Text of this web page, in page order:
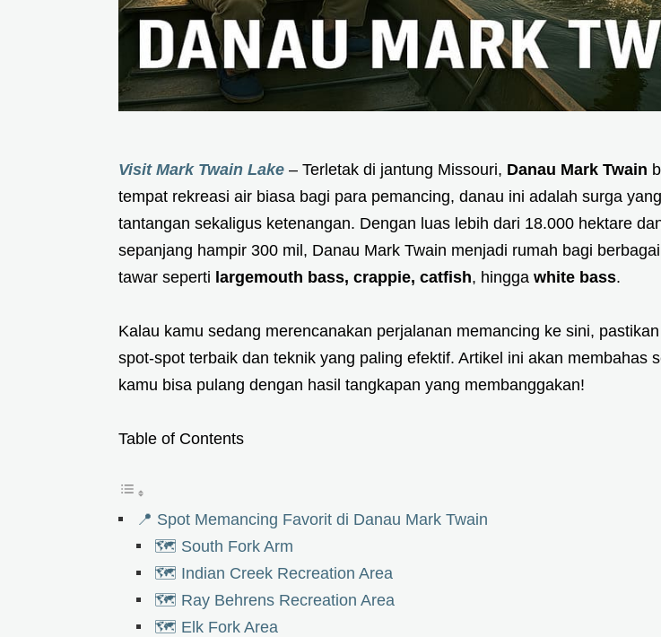
Visit Mark Twain Lake – Terletak di jantung Missouri, Danau Mark Twain
tempat rekreasi air biasa bagi para pemancing, danau ini adalah surga
tantangan sekaligus ketenangan. Dengan luas lebih dari 18.000 hektare
sepanjang hampir 300 mil, Danau Mark Twain menjadi rumah bagi
tawar seperti largemouth bass, crappie, catfish, hingga white bass.
Kalau kamu sedang merencanakan perjalanan memancing ke sini,
spot-spot terbaik dan teknik yang paling efektif. Artikel ini akan membahas
kamu bisa pulang dengan hasil tangkapan yang membanggakan!
Table of Contents
📍 Spot Memancing Favorit di Danau Mark Twain
🗺️ South Fork Arm
🗺️ Indian Creek Recreation Area
🗺️ Ray Behrens Recreation Area
🗺️ Elk Fork Area